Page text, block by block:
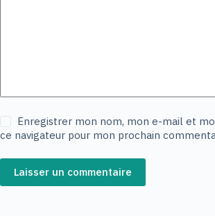
Enregistrer mon nom, mon e-mail et
ce navigateur pour mon prochain
Laisser un commentaire